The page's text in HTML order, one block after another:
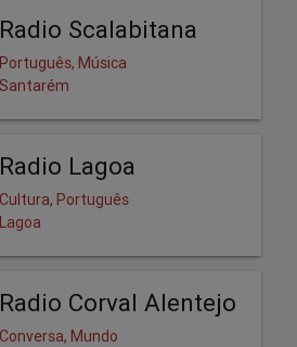
Radio Scalabitana
Português, Música
Santarém
Radio Lagoa
Cultura, Português
Lagoa
Radio Corval Alentejo
Conversa, Mundo